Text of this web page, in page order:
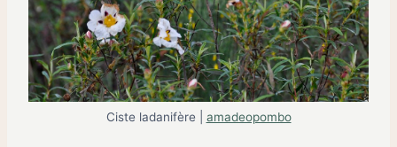
Ciste ladanifère | amadeopombo